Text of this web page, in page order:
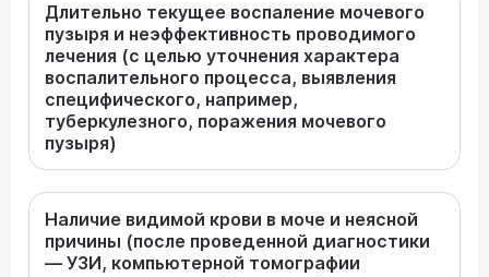
Длительно текущее воспаление мочевого
пузыря и неэффективность проводимого
лечения (с целью уточнения характера
воспалительного процесса, выявления
специфического, например,
туберкулезного, поражения мочевого
пузыря)
Наличие видимой крови в моче и неясной
причины (после проведенной диагностики
— УЗИ, компьютерной томографии